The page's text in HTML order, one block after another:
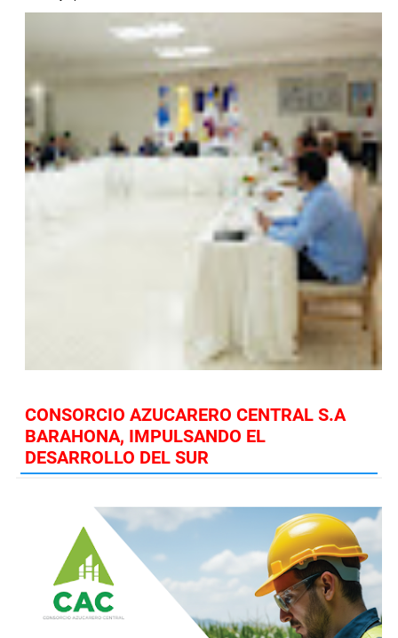
CONSORCIO AZUCARERO CENTRAL S.A
BARAHONA, IMPULSANDO EL
DESARROLLO DEL SUR